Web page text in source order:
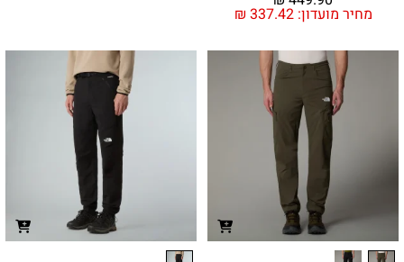
מחיר מועדון: ₪ 337.42